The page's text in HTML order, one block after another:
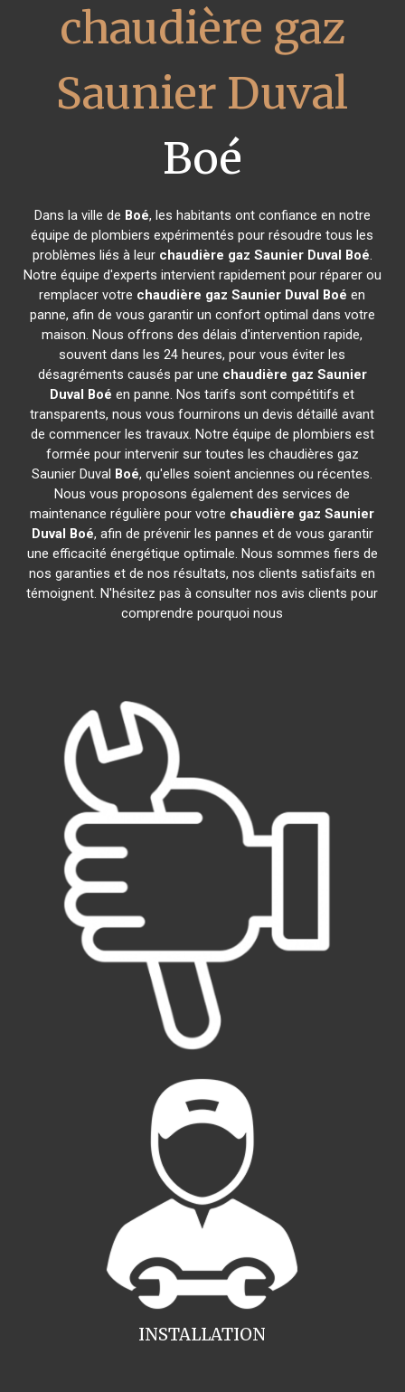
chaudière gaz
Saunier Duval
Boé
Dans la ville de Boé, les habitants ont confiance en notre
équipe de plombiers expérimentés pour résoudre tous les
problèmes liés à leur chaudière gaz Saunier Duval Boé.
Notre équipe d'experts intervient rapidement pour réparer ou
remplacer votre chaudière gaz Saunier Duval Boé en
panne, afin de vous garantir un confort optimal dans votre
maison. Nous offrons des délais d'intervention rapide,
souvent dans les 24 heures, pour vous éviter les
désagréments causés par une chaudière gaz Saunier
Duval Boé en panne. Nos tarifs sont compétitifs et
transparents, nous vous fournirons un devis détaillé avant
de commencer les travaux. Notre équipe de plombiers est
formée pour intervenir sur toutes les chaudières gaz
Saunier Duval Boé, qu'elles soient anciennes ou récentes.
Nous vous proposons également des services de
maintenance régulière pour votre chaudière gaz Saunier
Duval Boé, afin de prévenir les pannes et de vous garantir
une efficacité énergétique optimale. Nous sommes fiers de
nos garanties et de nos résultats, nos clients satisfaits en
témoignent. N'hésitez pas à consulter nos avis clients pour
comprendre pourquoi nous
INSTALLATION